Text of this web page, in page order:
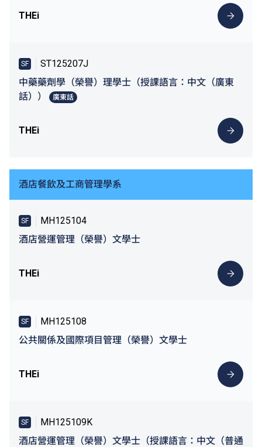
THEi
SF
ST125207J
中藥藥劑學（榮譽）理學士（授課語言：中文（廣東
話））
廣東話
THEi
酒店餐飲及工商管理學系
SF
MH125104
酒店營運管理（榮譽）文學士
THEi
SF
MH125108
公共關係及國際項目管理（榮譽）文學士
THEi
SF
MH125109K
酒店營運管理（榮譽）文學士（授課語言：中文（普通